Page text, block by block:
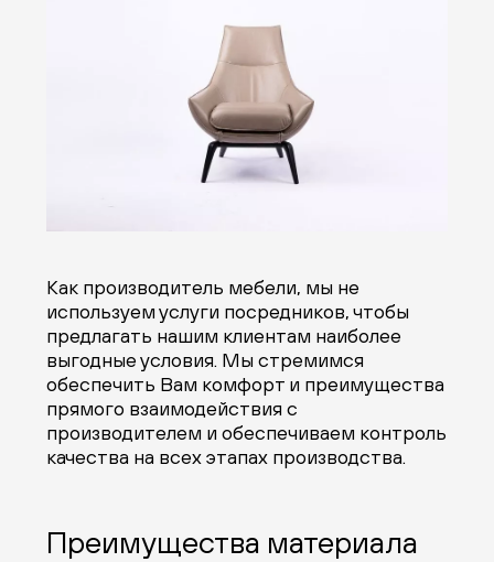
Как производитель мебели, мы не
используем услуги посредников, чтобы
предлагать нашим клиентам наиболее
выгодные условия. Мы стремимся
обеспечить Вам комфорт и преимущества
прямого взаимодействия с
производителем и обеспечиваем контроль
качества на всех этапах производства.
Преимущества материала